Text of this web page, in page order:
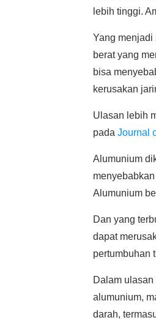
lebih tinggi.
Yang
berat yang
bisa
kerusakan
Ulasan lebih
pada Journal
Alumunium
Alumunium
Dan yang
dapat
pertumbuhan
Dalam
alumunium,
darah,